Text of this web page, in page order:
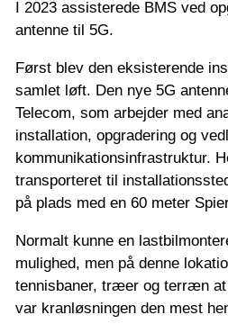
I 2023 assisterede BMS ved
antenne til 5G.
Først blev den eksisterende
samlet løft. Den nye 5G
Telecom, som arbejder med
installation, opgradering og
kommunikationsinfrastruktur.
transporteret til
på plads med en 60 meter
Normalt kunne en
mulighed, men på denne
tennisbaner, træer og terræn
var kranløsningen den mest